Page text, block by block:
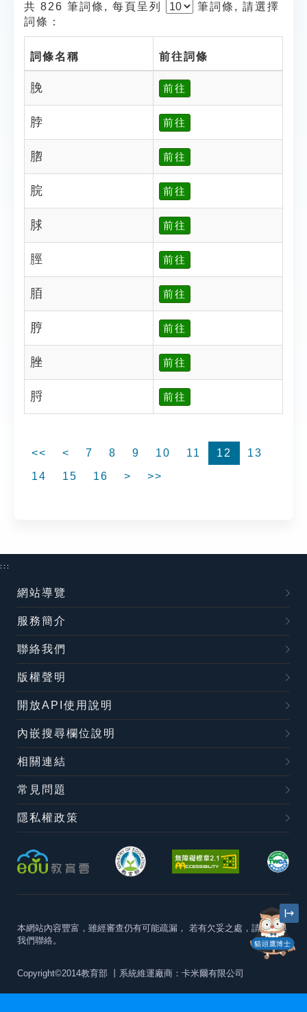
共 826 筆詞條, 每頁呈列 筆詞條, 請選擇
詞條：
詞條名稱 前往詞條
脕 前往
脖 前往
脗 前往
脘 前往
脙 前往
脛 前往
脜 前往
脝 前往
脞 前往
脟 前往
<< < 7 8 9 10 11 12
13
14
15 16 > >>
貓頭鷹博士
:::
網站導覽
服務簡介
聯絡我們
版權聲明
開放API使用說明
內嵌搜尋欄位說明
相關連結
常見問題
隱私權政策
本網站內容豐富，雖經審查仍有可能疏漏， 若有欠妥之處，請隨時與
我們聯絡。
Copyright©2014教育部 丨系統維運廠商：卡米爾有限公司